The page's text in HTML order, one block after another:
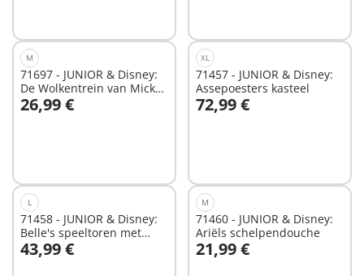
M
71697 - JUNIOR & Disney:
De Wolkentrein van Mickey
Mouse & Minnie Mouse
26,99 €
In winkelwagen
XL
71457 - JUNIOR & Disney:
Assepoesters kasteel
72,99 €
In winkelwagen
L
71458 - JUNIOR & Disney:
Belle's speeltoren met
melodie
43,99 €
In winkelwagen
M
71460 - JUNIOR & Disney:
Ariëls schelpendouche
21,99 €
In winkelwagen